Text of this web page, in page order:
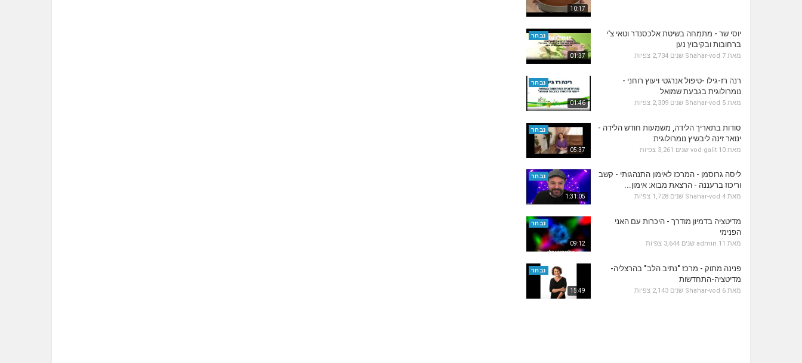
10:17
01:37
נבחר
יוסי שר - מתמחה בשיטת אלכסנדר וטאי צ'י
ברחובות ובקיבוץ נען
מאת Shahar-vod 7 שנים 2,734 צפיות
01:46
נבחר
רנה רז-גילו -טיפול אנרגטי ויעוץ רוחני -
נומרולוגית בגבעת שמואל
מאת Shahar-vod 5 שנים 2,309 צפיות
05:37
נבחר
סודות בתאריך הלידה, משמעות חודש הלידה -
ינואר זינה ליבשיץ נומרולוגית
מאת vod-galit 10 שנים 3,261 צפיות
1:31:05
נבחר
ליסה גרוסמן - המרכז לאימון התנהגותי - קשב
וריכוז ברעננה - הרצאת מבוא: אימון...
מאת Shahar-vod 4 שנים 1,728 צפיות
09:12
נבחר
מדיטציה בדמיון מודרך - היכרות עם האני
הפנימי
מאת admin 11 שנים 3,644 צפיות
15:49
נבחר
פנינה מתוק - מרכז "נתיב הלב" בהרצליה-
מדיטציה-התחדשות
מאת Shahar-vod 6 שנים 2,143 צפיות